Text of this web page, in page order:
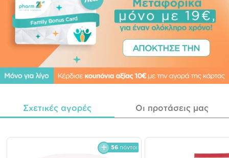
Σχετικές αγορές Οι προτάσεις μας
56 πόντοι